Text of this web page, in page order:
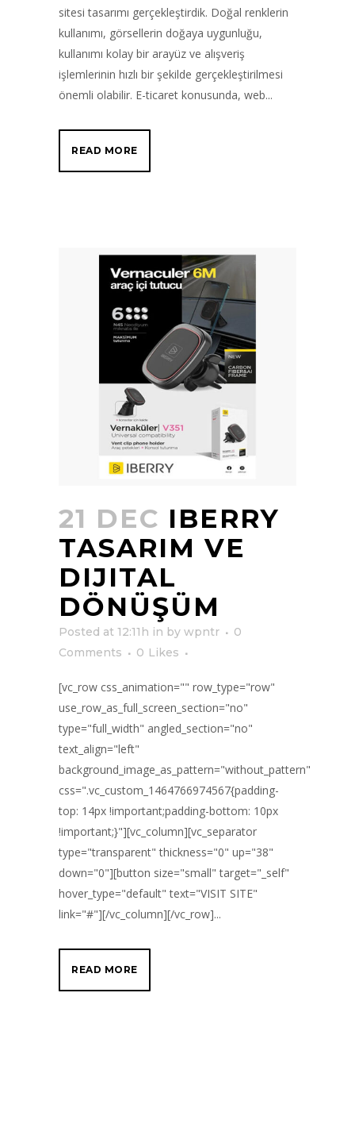
sitesi tasarımı gerçekleştirdik. Doğal renklerin
kullanımı, görsellerin doğaya uygunluğu,
kullanımı kolay bir arayüz ve alışveriş
işlemlerinin hızlı bir şekilde gerçekleştirilmesi
önemli olabilir. E-ticaret konusunda, web...
READ MORE
21 DEC IBERRY
TASARIM VE
DIJITAL
DÖNÜŞÜM
Posted at 12:11h in by wpntr
0
Comments
0 Likes
[vc_row css_animation="" row_type="row"
use_row_as_full_screen_section="no"
type="full_width" angled_section="no"
text_align="left"
background_image_as_pattern="without_pattern"
css=".vc_custom_1464766974567{padding-
top: 14px !important;padding-bottom: 10px
!important;}"][vc_column][vc_separator
type="transparent" thickness="0" up="38"
down="0"][button size="small" target="_self"
hover_type="default" text="VISIT SITE"
link="#"][/vc_column][/vc_row]...
READ MORE